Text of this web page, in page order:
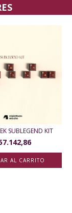
SUBLEGEND KIT
AL CARRITO